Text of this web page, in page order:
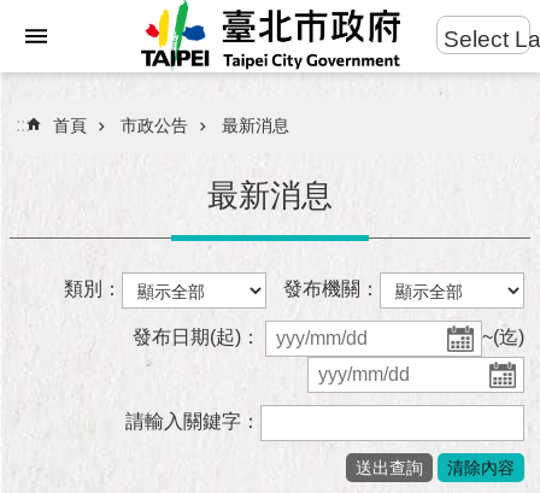
進
搜
市
隊
Select
::: 首頁 市政公告 最新消息
最新消息
類別： 發布機關：
發布日期(起)： ~(迄)
請輸入關鍵字：